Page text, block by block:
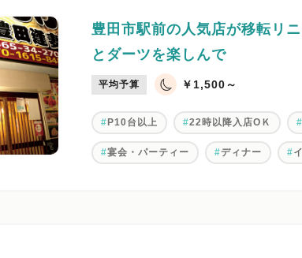
豊田市駅前の人気店が移転リ
とダーツを楽しんで
平均予算 ￥1,500～
P10台以上 22時以降入店OＫ
宴会・パーティー ディナー